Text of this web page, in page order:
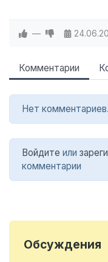
—
Комментарии
Нет
Войдите или
комментарии
Обсуждения